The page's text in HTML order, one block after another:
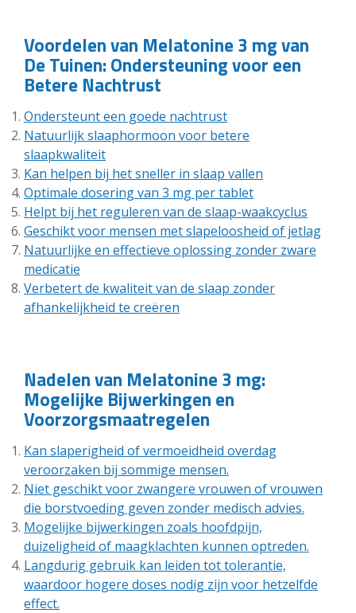
Voordelen van Melatonine 3 mg van
De Tuinen: Ondersteuning voor een
Betere Nachtrust
Ondersteunt een goede nachtrust
Natuurlijk slaaphormoon voor betere
slaapkwaliteit
Kan helpen bij het sneller in slaap vallen
Optimale dosering van 3 mg per tablet
Helpt bij het reguleren van de slaap-waakcyclus
Geschikt voor mensen met slapeloosheid of jetlag
Natuurlijke en effectieve oplossing zonder zware
medicatie
Verbetert de kwaliteit van de slaap zonder
afhankelijkheid te creëren
Nadelen van Melatonine 3 mg:
Mogelijke Bijwerkingen en
Voorzorgsmaatregelen
Kan slaperigheid of vermoeidheid overdag
veroorzaken bij sommige mensen.
Niet geschikt voor zwangere vrouwen of vrouwen
die borstvoeding geven zonder medisch advies.
Mogelijke bijwerkingen zoals hoofdpijn,
duizeligheid of maagklachten kunnen optreden.
Langdurig gebruik kan leiden tot tolerantie,
waardoor hogere doses nodig zijn voor hetzelfde
effect.